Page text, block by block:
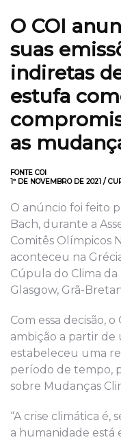
O COI
suas
indiretas
estufa
as
FONTE COI
1º DE NOVEMBRO DE 2021 /
O anúncio foi feito
Bach, durante a
Comitês Olímpicos
aconteceu na
Cúpula do Clima
Glasgow, Grã-
Com essa decisão,
ambição a partir
estabeleceu uma
período de tempo,
sobre Mudanças
“A crise climática é,
a humanidade está